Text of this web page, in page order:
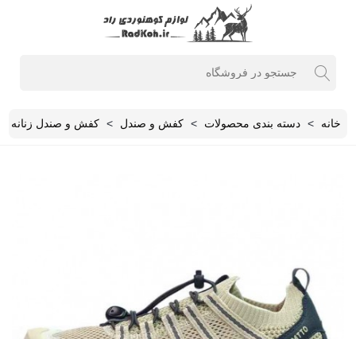
خانه > دسته بندی محصولات > کفش و صندل > کفش و صندل زنانه